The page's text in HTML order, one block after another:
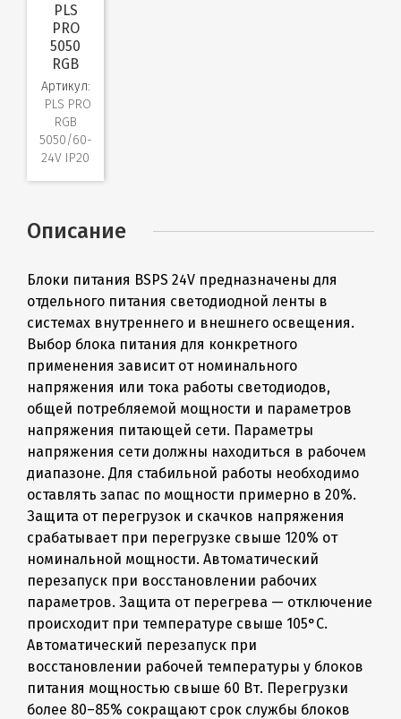
PLS
PRO
5050
RGB
Артикул:
PLS PRO
RGB
5050/60-
24V IP20
Описание
Блоки питания BSPS 24V предназначены для
отдельного питания светодиодной ленты в
системах внутреннего и внешнего освещения.
Выбор блока питания для конкретного
применения зависит от номинального
напряжения или тока работы светодиодов,
общей потребляемой мощности и параметров
напряжения питающей сети. Параметры
напряжения сети должны находиться в рабочем
диапазоне. Для стабильной работы необходимо
оставлять запас по мощности примерно в 20%.
Защита от перегрузок и скачков напряжения
срабатывает при перегрузке свыше 120% от
номинальной мощности. Автоматический
перезапуск при восстановлении рабочих
параметров. Защита от перегрева — отключение
происходит при температуре свыше 105°C.
Автоматический перезапуск при
восстановлении рабочей температуры у блоков
питания мощностью свыше 60 Вт. Перегрузки
более 80–85% сокращают срок службы блоков